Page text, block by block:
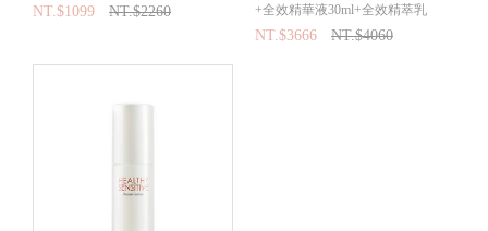
NT.$1099 NT.$2260
+全效精華液30ml+全效精萃乳
NT.$3666 NT.$4060